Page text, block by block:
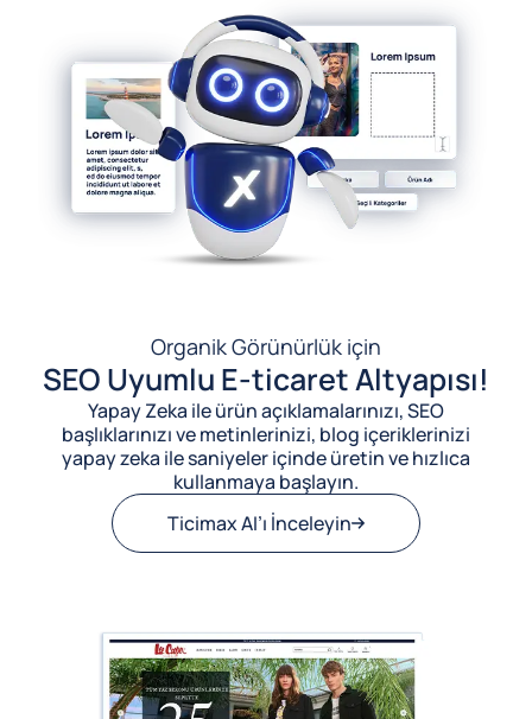
Organik Görünürlük için
SEO Uyumlu E-ticaret Altyapısı!
Yapay Zeka ile ürün açıklamalarınızı, SEO
başlıklarınızı ve metinlerinizi, blog içeriklerinizi
yapay zeka ile saniyeler içinde üretin ve hızlıca
kullanmaya başlayın.
Ticimax AI’ı İnceleyin